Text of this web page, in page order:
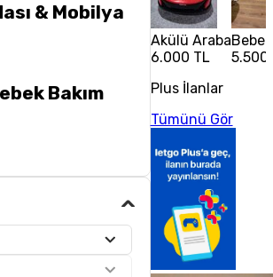
& Mobilya
Bakım
Akülü Araba
6.000 TL
5.500
Plus İlanlar
Tümünü Gör